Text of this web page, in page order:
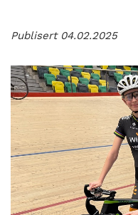
Publisert 04.02.2025